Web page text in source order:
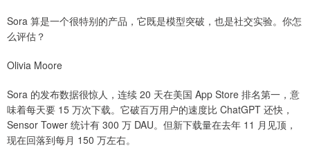
Sora 算是一个很特别的产品，它既是模型突破，也是社交实验。你怎
么评估？
Olivia Moore
Sora 的发布数据很惊人，连续 20 天在美国 App Store 排名第一，意
味着每天要 15 万次下载。它破百万用户的速度比 ChatGPT 还快，
Sensor Tower 统计有 300 万 DAU。但新下载量在去年 11 月见顶，
现在回落到每月 150 万左右。